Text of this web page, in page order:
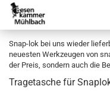
Snap-lok bei uns wieder
neuesten Werkzeugen von
der Preis, sondern auch die
Tra­ge­ta­sche für